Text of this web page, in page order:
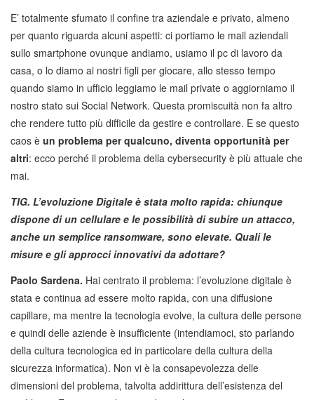
E’ totalmente sfumato il confine tra aziendale e privato, almeno
per quanto riguarda alcuni aspetti: ci portiamo le mail aziendali
sullo smartphone ovunque andiamo, usiamo il pc di lavoro da
casa, o lo diamo ai nostri figli per giocare, allo stesso tempo
quando siamo in ufficio leggiamo le mail private o aggiorniamo il
nostro stato sui Social Network. Questa promiscuità non fa altro
che rendere tutto più difficile da gestire e controllare. E se questo
caos è un problema per qualcuno, diventa opportunità per
altri: ecco perché il problema della cybersecurity è più attuale che
mai.
TIG. L’evoluzione Digitale è stata molto rapida: chiunque
dispone di un cellulare e le possibilità di subire un attacco,
anche un semplice ransomware, sono elevate. Quali le
misure e gli approcci innovativi da adottare?
Paolo Sardena. Hai centrato il problema: l’evoluzione digitale è
stata e continua ad essere molto rapida, con una diffusione
capillare, ma mentre la tecnologia evolve, la cultura delle persone
e quindi delle aziende è insufficiente (intendiamoci, sto parlando
della cultura tecnologica ed in particolare della cultura della
sicurezza informatica). Non vi è la consapevolezza delle
dimensioni del problema, talvolta addirittura dell’esistenza del